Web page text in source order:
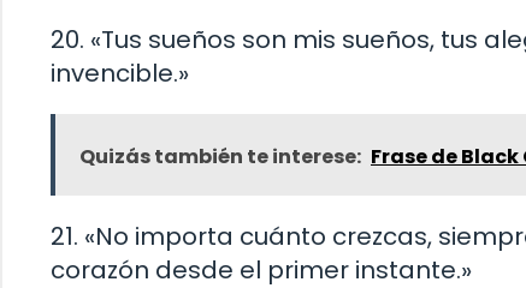
20. «Tus sueños son mis sueños, tus
invencible.»
Quizás también te interese: Frase de Black
21. «No importa cuánto crezcas,
corazón desde el primer instante.»